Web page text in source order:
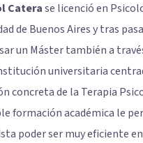
Caterase licenció en
de Buenos Aires y tras
un Máster también a
universitaria
concreta de la Terapia
formación académica le
poder ser muy eficiente